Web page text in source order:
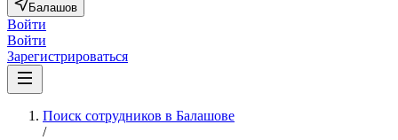
Балашов
Войти
Войти
Зарегистрироваться
Поиск сотрудников в Балашове
/